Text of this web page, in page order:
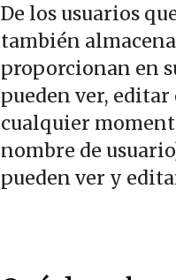
De los usuarios
también
proporcionan en
pueden ver,
cualquier
nombre de
pueden ver y